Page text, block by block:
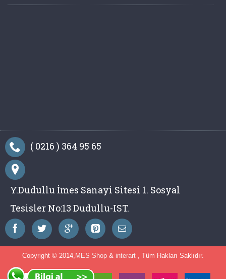
( 0216 ) 364 95 65
Y.Dudullu İmes Sanayi Sitesi 1. Sosyal
Tesisler No:13 Dudullu-IST.
Copyright © 2014, MES Shop & interart , Tüm Hakları Saklıdır.